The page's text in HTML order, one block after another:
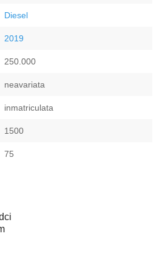
Diesel
2019
250.000
neavariata
inmatriculata
1500
75